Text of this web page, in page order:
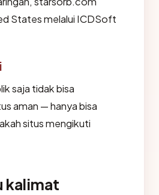
States melalui ICDSoft
saja tidak bisa
aman — hanya bisa
situs mengikuti
kalimat